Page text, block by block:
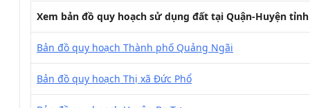
Xem bản đồ quy hoạch sử dụng đất tại Quận-Huyện
Bản đồ quy hoạch Thành phố Quảng Ngãi
Bản đồ quy hoạch Thị xã Đức Phổ